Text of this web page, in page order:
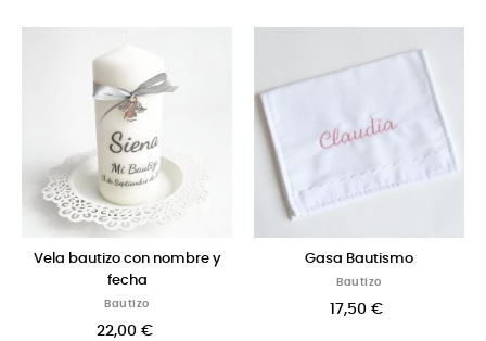
Vela bautizo con nombre y
fecha
Bautizo
22,00 €
Gasa Bautismo
Bautizo
17,50 €